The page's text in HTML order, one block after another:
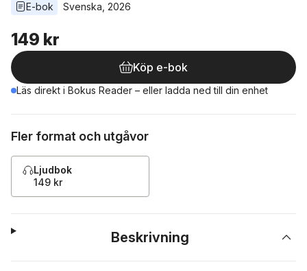
E-bok
Svenska 2026
149 kr
Köp e-bok
Läs direkt i Bokus Reader – eller ladda ned till din enhet
Fler format och utgåvor
Ljudbok
149 kr
Beskrivning